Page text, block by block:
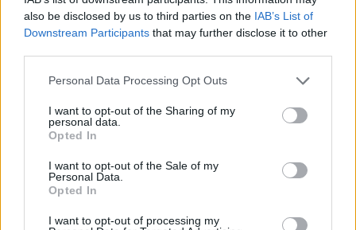
also be disclosed by us to third parties on the IAB’s List of
Downstream Participants that may further disclose it to other
Personal Data Processing Opt Outs
I want to opt-out of the Sharing of my
personal data.
Opted In
I want to opt-out of the Sale of my
Personal Data.
Opted In
I want to opt-out of processing my
νεκρά κύτταρα και τις βρωμιές. Μην ξεχνάς, 2 με
ρουτίνα σου.
Παραλείπεις τη συνέχεια του skincare routine
αποκαταστήσεις το ph της επιδερμίδας σου με τα
προϊόντα που θα ακολουθήσουν. Πρώτα πρέπει να
βάλεις ένα serum, και στη συνέχεια τα υπόλοιπα